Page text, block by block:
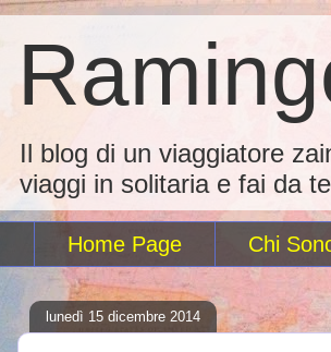
Il blog di un viaggiatore
viaggi in solitaria e fai da
Home Page Chi
lunedì 15 dicembre 2014